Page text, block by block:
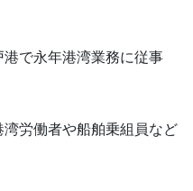
で永年港湾業務に従事
労働者や船舶乗組員など